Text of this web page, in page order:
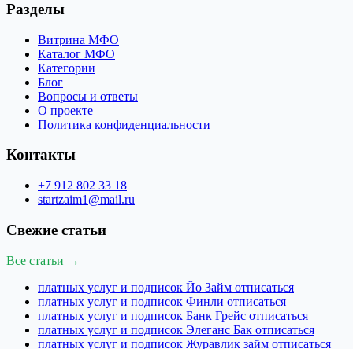
Разделы
Витрина МФО
Каталог МФО
Категории
Блог
Вопросы и ответы
О проекте
Политика конфиденциальности
Контакты
+7 912 802 33 18
startzaim1@mail.ru
Свежие статьи
Все статьи →
платных услуг и подписок Йо Займ отписаться
платных услуг и подписок Финли отписаться
платных услуг и подписок Банк Грейс отписаться
платных услуг и подписок Элеганс Бак отписаться
платных услуг и подписок Журавлик займ отписаться